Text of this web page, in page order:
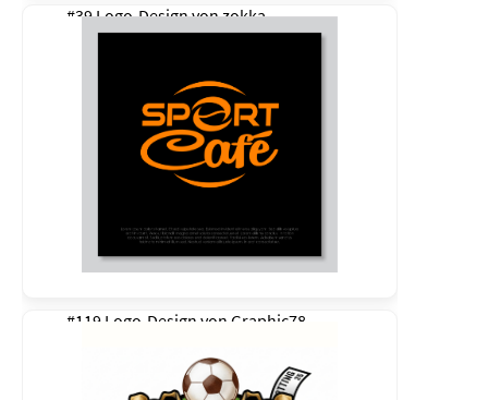
#39 Logo-Design vonzokka
#119 Logo-Design von Graphic78